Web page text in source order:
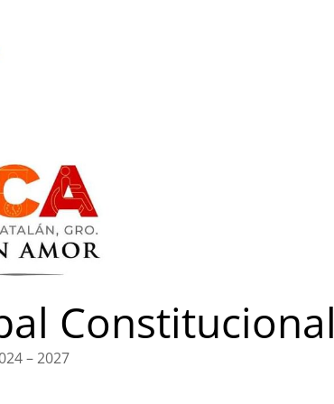
Constitucional
– 2027